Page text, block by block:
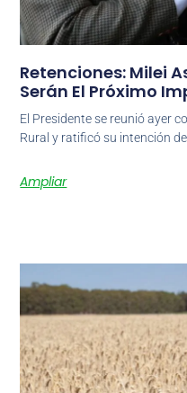
Retenciones: Milei
Serán El Próximo
El Presidente se reunió ayer
Rural y ratificó su intención
Ampliar